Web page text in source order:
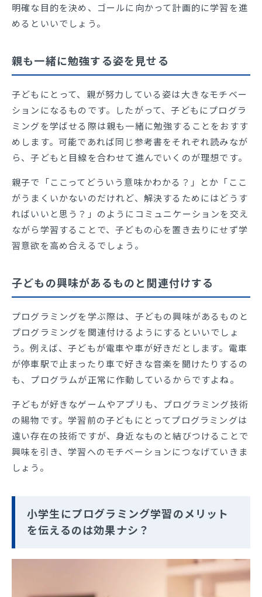
明確な目的を決め、ゴールに向かって計画的に学習を進
めるといいでしょう。
親も一緒に勉強する姿を見せる
子どもにとって、親が努力している姿は大きなモチベー
ションになるものです。したがって、子どもにプログラ
ミングを学ばせる際は親も一緒に勉強することをおすす
めします。可能であれば同じ参考書をそれぞれ読みなが
ら、子どもと目線を合わせて進んでいくのが理想です。
親子で「ここってどういう意味かわかる？」とか「ここ
がうまくいかないのだけれど、解決するためにはどうす
ればいいと思う？」のようにコミュニケーションを交え
ながら学習することで、子どもの心を置き去りにせず学
習意欲を高め合えるでしょう。
子どもの興味があるものと関連付けする
プログラミングを学ぶ際は、子どもの興味があるものと
プログラミングを関連付けるようにするといいでしょ
う。例えば、子どもが電車や車が好きだとします。電車
が停車駅で止まったり車で好きな音楽を聞けたりするの
も、プログラムが正常に作動しているからですよね。
子どもが好きなゲームやアプリも、プログラミング技術
の賜物です。学習前の子どもにとってプログラミングは
遠い存在の技術ですが、身近なものと結びつけることで
興味を引き、学習へのモチベーションにつなげていきま
しょう。
小学生にプログラミング学習のメリット
を伝えるのは効果ナシ？